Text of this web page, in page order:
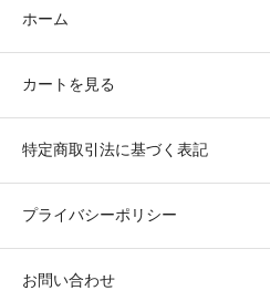
ホーム
カートを見る
特定商取引法に基づく表記
プライバシーポリシー
お問い合わせ